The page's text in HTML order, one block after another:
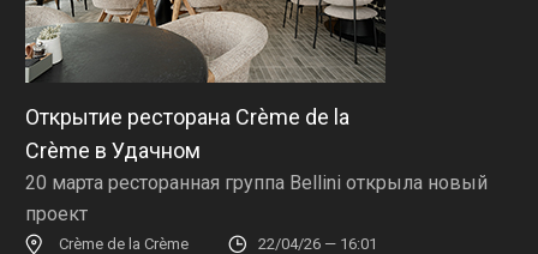
Открытие ресторана Crème de la
Crème в Удачном
20 марта ресторанная группа Bellini открыла новый
проект
Crème de la Crème 22/04/26 — 16:01